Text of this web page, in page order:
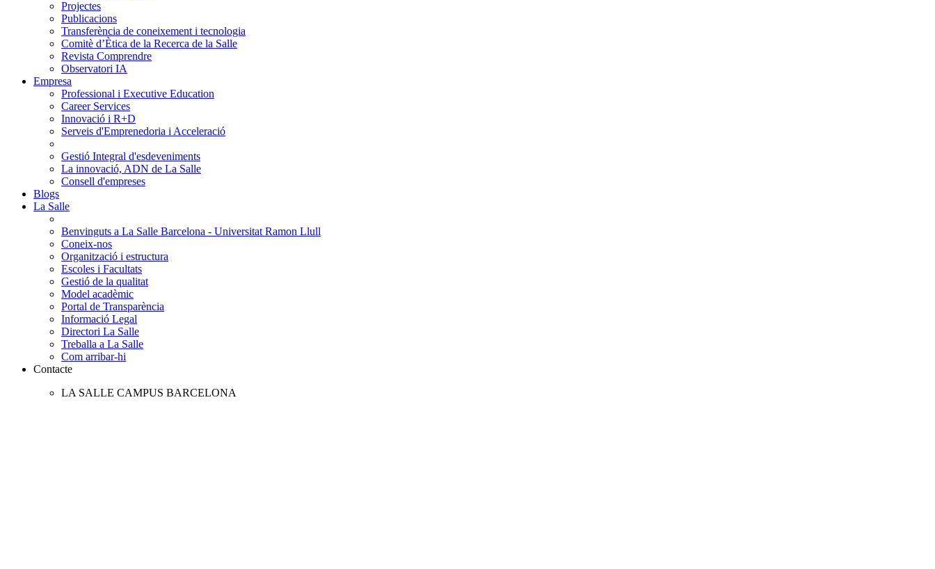
Projectes
Publicacions
Transferència de coneixement i tecnologia
Comitè d’Ètica de la Recerca de la Salle
Revista Comprendre
Observatori IA
Empresa
Professional i Executive Education
Career Services
Innovació i R+D
Serveis d'Emprenedoria i Acceleració
Gestió Integral d'esdeveniments
La innovació, ADN de La Salle
Consell d'empreses
Blogs
La Salle
Benvinguts a La Salle Barcelona - Universitat Ramon Llull
Coneix-nos
Organització i estructura
Escoles i Facultats
Gestió de la qualitat
Model acadèmic
Portal de Transparència
Informació Legal
Directori La Salle
Treballa a La Salle
Com arribar-hi
Contacte
LA SALLE CAMPUS BARCELONA